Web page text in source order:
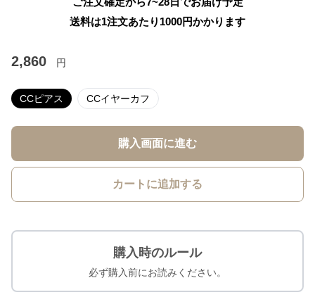
送料は1注文あたり 1000円かかります
2,860 円
CCピアス CCイヤーカフ
購入画面に進む
カートに追加する
購入時のルール
必ず購入前にお読みください。